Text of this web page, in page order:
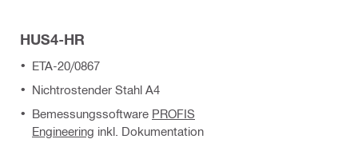
HUS4-HR
ETA-20/0867
Nichtrostender Stahl A4
Bemessungssoftware PROFIS
Engineering inkl. Dokumentation